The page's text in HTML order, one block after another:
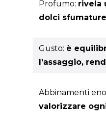
Profumo: rivela
dolci
Gusto: è
l’assaggio,
Abbinamenti
valorizzare